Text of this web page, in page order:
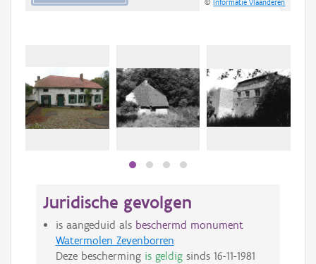
©Informatie Vlaanderen
Juridische gevolgen
is aangeduid als beschermd monument
Watermolen Zevenborren
Deze bescherming is geldigsinds 16-11-1981